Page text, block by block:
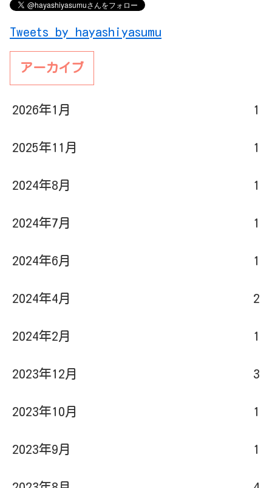
Tweets by hayashiyasumu
アーカイブ
2026年1月 1
2025年11月 1
2024年8月 1
2024年7月 1
2024年6月 1
2024年4月 2
2024年2月 1
2023年12月 3
2023年10月 1
2023年9月 1